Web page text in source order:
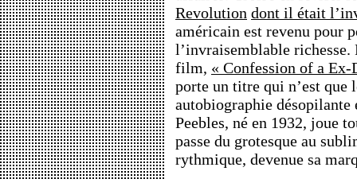
Revolution dont il était
américain est revenu pour
l’invraisemblable richesse.
film, « Confession of a
porte un titre qui n’est que
autobiographie
Peebles, né en 1932, joue
passe du grotesque au
rythmique, devenue sa